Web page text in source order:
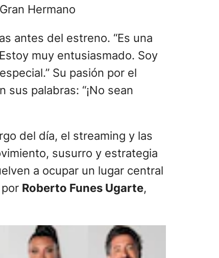
Hermano
antes del estreno. “Es una
muy entusiasmado. Soy
Su pasión por el
palabras: “¡No sean
del día, el streaming y las
susurro y estrategia
a ocupar un lugar central
Roberto Funes Ugarte,